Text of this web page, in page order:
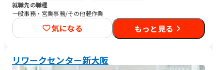
就職先の職種
一般事務・営業事務/その他軽作業
気になる もっと見る
リワークセンター新大阪